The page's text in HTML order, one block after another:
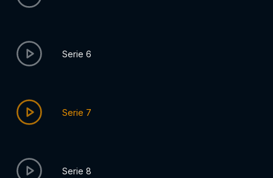
Serie 6
Serie 7
Serie 8